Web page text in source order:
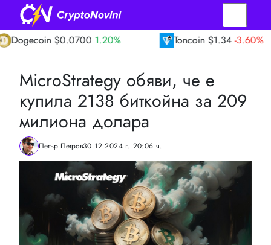
$0.0700 1.20% Toncoin $1.34 -3.60%
MicroStrategy обяви, че е
купила 2138 биткойна за 209
милиона долара
Петър Петров30.12.2024 г. 20:06 ч.